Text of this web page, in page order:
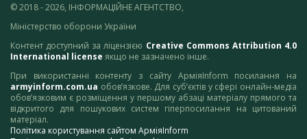
© 2018 - 2026, ІНФОРМАЦІЙНЕ АГЕНТСТВО,
Міністерство оборони України
Контент доступний за ліцензією Creative Commons Attribution 4.0
International license якщо не зазначено інше.
При використанні контенту з сайту АрміяInform посилання на
armyinform.com.ua обов’язкове. Для суб’єктів у сфері онлайн-медіа
обов’язковим є розміщення у першому абзаці матеріалу прямого та
відкритого для пошукових систем гіперпосилання на цитований
матеріал.
Політика користування сайтом АрміяInform